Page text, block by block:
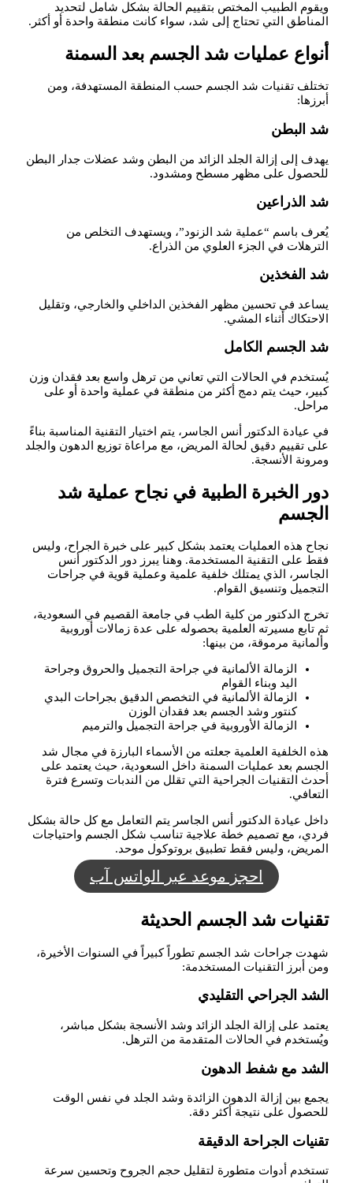
ويقوم الطبيب المختص بتقييم الحالة بشكل شامل لتحديد
المناطق التي تحتاج إلى شد، سواء كانت منطقة واحدة أو أكثر.
أنواع عمليات شد الجسم بعد السمنة
تختلف تقنيات شد الجسم حسب المنطقة المستهدفة، ومن
أبرزها:
شد البطن
يهدف إلى إزالة الجلد الزائد من البطن وشد عضلات جدار البطن
للحصول على مظهر مسطح ومشدود.
شد الذراعين
يُعرف باسم “عملية شد الزنود”، ويستهدف التخلص من
الترهلات في الجزء العلوي من الذراع.
شد الفخذين
يساعد في تحسين مظهر الفخذين الداخلي والخارجي، وتقليل
الاحتكاك أثناء المشي.
شد الجسم الكامل
يُستخدم في الحالات التي تعاني من ترهل واسع بعد فقدان وزن
كبير، حيث يتم دمج أكثر من منطقة في عملية واحدة أو على
مراحل.
في عيادة الدكتور أنس الجاسر، يتم اختيار التقنية المناسبة بناءً
على تقييم دقيق لحالة المريض، مع مراعاة توزيع الدهون والجلد
ومرونة الأنسجة.
دور الخبرة الطبية في نجاح عملية شد
الجسم
نجاح هذه العمليات يعتمد بشكل كبير على خبرة الجراح، وليس
فقط على التقنية المستخدمة. وهنا يبرز دور الدكتور أنس
الجاسر، الذي يمتلك خلفية علمية وعملية قوية في جراحات
التجميل وتنسيق القوام.
تخرج الدكتور من كلية الطب في جامعة القصيم في السعودية،
ثم تابع مسيرته العلمية بحصوله على عدة زمالات أوروبية
وألمانية مرموقة، من بينها:
الزمالة الألمانية في جراحة التجميل والحروق وجراحة
اليد وبناء القوام
الزمالة الألمانية في التخصص الدقيق بجراحات البدي
كنتور وشد الجسم بعد فقدان الوزن
الزمالة الأوروبية في جراحة التجميل والترميم
هذه الخلفية العلمية جعلته من الأسماء البارزة في مجال شد
الجسم بعد عمليات السمنة داخل السعودية، حيث يعتمد على
أحدث التقنيات الجراحية التي تقلل من الندبات وتسرع فترة
التعافي.
داخل عيادة الدكتور أنس الجاسر يتم التعامل مع كل حالة بشكل
فردي، مع تصميم خطة علاجية تناسب شكل الجسم واحتياجات
المريض، وليس فقط تطبيق بروتوكول موحد.
احجز موعد عبر الواتس آب
تقنيات شد الجسم الحديثة
شهدت جراحات شد الجسم تطوراً كبيراً في السنوات الأخيرة،
ومن أبرز التقنيات المستخدمة:
الشد الجراحي التقليدي
يعتمد على إزالة الجلد الزائد وشد الأنسجة بشكل مباشر،
ويُستخدم في الحالات المتقدمة من الترهل.
الشد مع شفط الدهون
يجمع بين إزالة الدهون الزائدة وشد الجلد في نفس الوقت
للحصول على نتيجة أكثر دقة.
تقنيات الجراحة الدقيقة
تستخدم أدوات متطورة لتقليل حجم الجروح وتحسين سرعة